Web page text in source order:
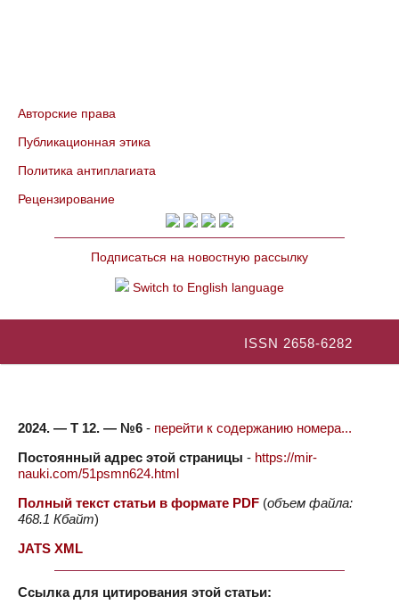
Авторские права
Публикационная этика
Политика антиплагиата
Рецензирование
Подписаться на новостную рассылку
Switch to English language
ISSN 2658-6282
2024. — Т 12. — №6 - перейти к содержанию номера...
Постоянный адрес этой страницы - https://mir-
nauki.com/51psmn624.html
Полный текст статьи в формате PDF (объем файла:
468.1 Кбайт)
JATS XML
Ссылка для цитирования этой статьи: